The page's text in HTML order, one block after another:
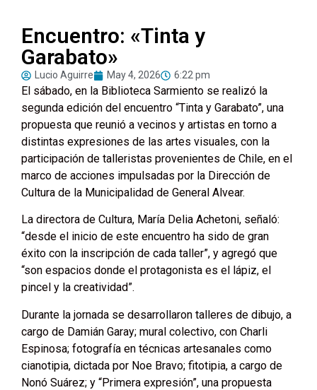
Encuentro: «Tinta y
Garabato»
Lucio Aguirre May 4, 2026 6:22 pm
El sábado, en la Biblioteca Sarmiento se realizó la
segunda edición del encuentro “Tinta y Garabato”, una
propuesta que reunió a vecinos y artistas en torno a
distintas expresiones de las artes visuales, con la
participación de talleristas provenientes de Chile, en el
marco de acciones impulsadas por la Dirección de
Cultura de la Municipalidad de General Alvear.
La directora de Cultura, María Delia Achetoni, señaló:
“desde el inicio de este encuentro ha sido de gran
éxito con la inscripción de cada taller”, y agregó que
“son espacios donde el protagonista es el lápiz, el
pincel y la creatividad”.
Durante la jornada se desarrollaron talleres de dibujo, a
cargo de Damián Garay; mural colectivo, con Charli
Espinosa; fotografía en técnicas artesanales como
cianotipia, dictada por Noe Bravo; fitotipia, a cargo de
Nonó Suárez; y “Primera expresión”, una propuesta